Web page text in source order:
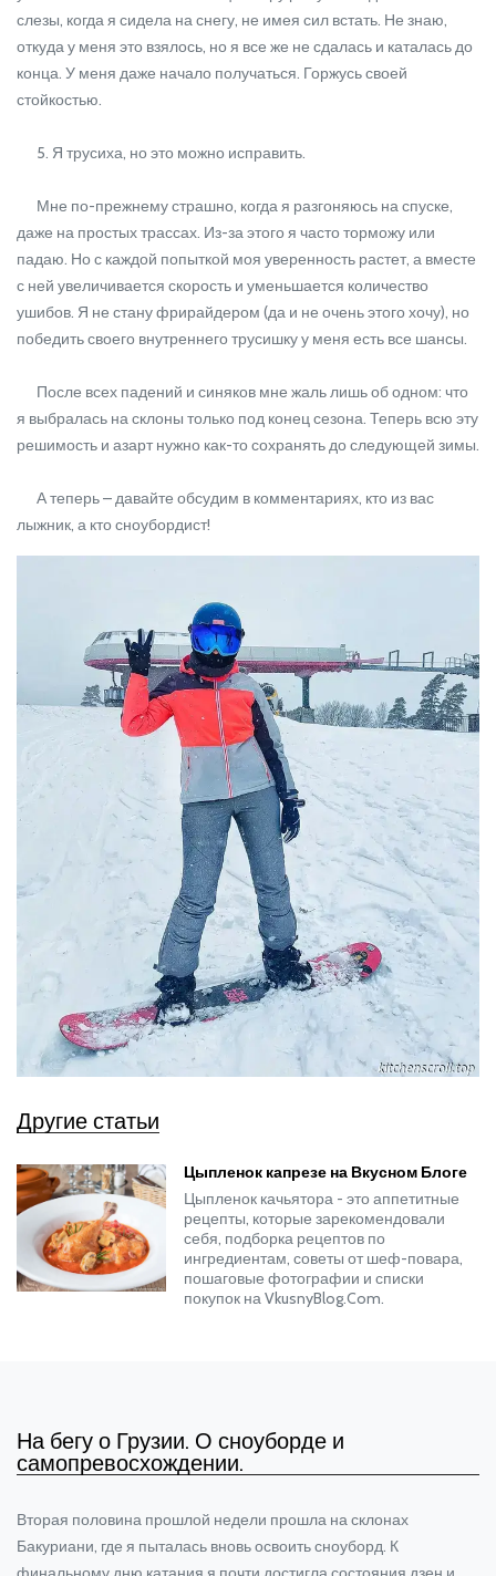
слезы, когда я сидела на снегу, не имея сил встать. Не знаю,
откуда у меня это взялось, но я все же не сдалась и каталась до
конца. У меня даже начало получаться. Горжусь своей
стойкостью.
5. Я трусиха, но это можно исправить.
Мне по-прежнему страшно, когда я разгоняюсь на спуске,
даже на простых трассах. Из-за этого я часто торможу или
падаю. Но с каждой попыткой моя уверенность растет, а вместе
с ней увеличивается скорость и уменьшается количество
ушибов. Я не стану фрирайдером (да и не очень этого хочу), но
победить своего внутреннего трусишку у меня есть все шансы.
После всех падений и синяков мне жаль лишь об одном: что
я выбралась на склоны только под конец сезона. Теперь всю эту
решимость и азарт нужно как-то сохранять до следующей зимы.
А теперь – давайте обсудим в комментариях, кто из вас
лыжник, а кто сноубордист!
Другие статьи
Цыпленок капрезе на Вкусном Блоге
Цыпленок качьятора - это аппетитные
рецепты, которые зарекомендовали
себя, подборка рецептов по
ингредиентам, советы от шеф-повара,
пошаговые фотографии и списки
покупок на VkusnyBlog.Com.
На бегу о Грузии. О сноуборде и
самопревосхождении.
Вторая половина прошлой недели прошла на склонах
Бакуриани, где я пыталась вновь освоить сноуборд. К